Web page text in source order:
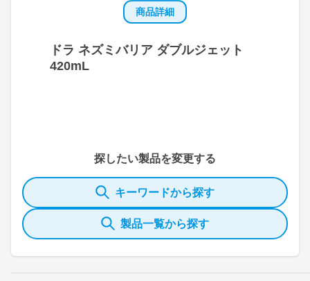
商品詳細
ドラ ネズミバリア ダブルジェット
420mL
探したい製品を変更する
キーワードから探す
製品一覧から探す